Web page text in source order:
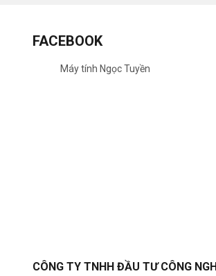
FACEBOOK
Máy tính Ngọc Tuyền
CÔNG TY TNHH ĐẦU TƯ CÔNG